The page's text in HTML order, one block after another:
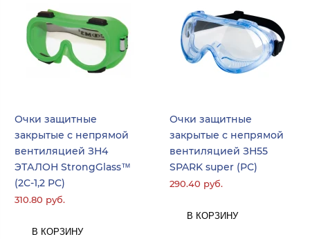
Очки защитные
закрытые с непрямой
вентиляцией ЗН4
ЭТАЛОН StrongGlass™
(2C-1,2 PC)
310.80 руб.
В КОРЗИНУ
Очки защитные
закрытые с непрямой
вентиляцией ЗН55
SPARK super (РС)
290.40 руб.
В КОРЗИНУ